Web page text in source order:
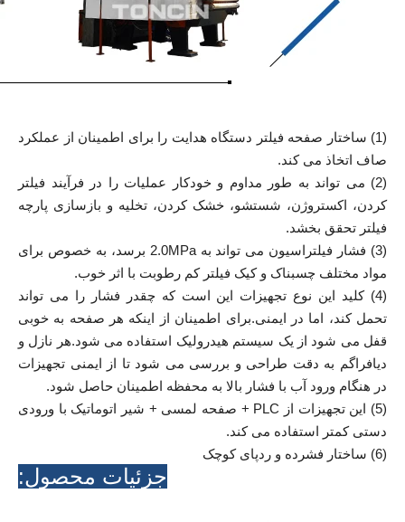
(1) ساختار صفحه فیلتر دستگاه هدایت را برای اطمینان از عملکرد
صاف اتخاذ می کند.
(2) می تواند به طور مداوم و خودکار عملیات را در فرآیند فیلتر
کردن، اکستروژن، شستشو، خشک کردن، تخلیه و بازسازی پارچه
فیلتر تحقق بخشد.
(3) فشار فیلتراسیون می تواند به 2.0MPa برسد، به خصوص برای
مواد مختلف چسبناک و کیک فیلتر کم رطوبت با اثر خوب.
(4) کلید این نوع تجهیزات این است که چقدر فشار را می تواند
تحمل کند، اما در ایمنی.برای اطمینان از اینکه هر صفحه به خوبی
قفل می شود از یک سیستم هیدرولیک استفاده می شود.هر نازل و
دیافراگم به دقت طراحی و بررسی می شود تا از ایمنی تجهیزات
در هنگام ورود آب با فشار بالا به محفظه اطمینان حاصل شود.
(5) این تجهیزات از PLC + صفحه لمسی + شیر اتوماتیک با ورودی
دستی کمتر استفاده می کند.
(6) ساختار فشرده و ردپای کوچک
جزئیات محصول: